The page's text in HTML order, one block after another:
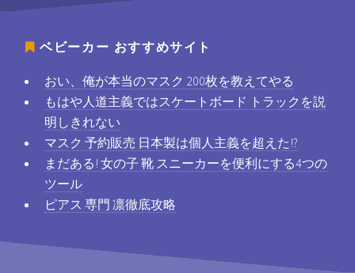
ベビーカー おすすめサイト
おい、俺が本当のマスク 200枚を教えてやる
もはや人道主義ではスケートボード トラックを説
明しきれない
マスク 予約販売 日本製は個人主義を超えた!?
まだある! 女の子 靴 スニーカーを便利にする4つの
ツール
ピアス 専門 凛徹底攻略